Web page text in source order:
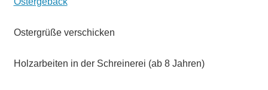
Ostergrüße verschicken
Holzarbeiten in der Schreinerei (ab 8 Jahren)